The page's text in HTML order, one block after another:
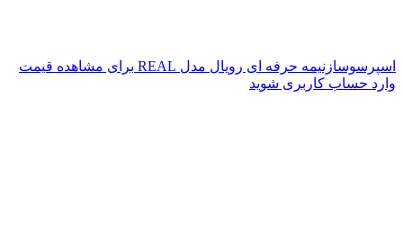
اسپرسوسازنیمه حرفه ای رویال مدل REAL
برای مشاهده قیمت
وارد حساب کاربری شوید